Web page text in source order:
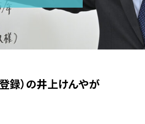
録）の井上けんやが